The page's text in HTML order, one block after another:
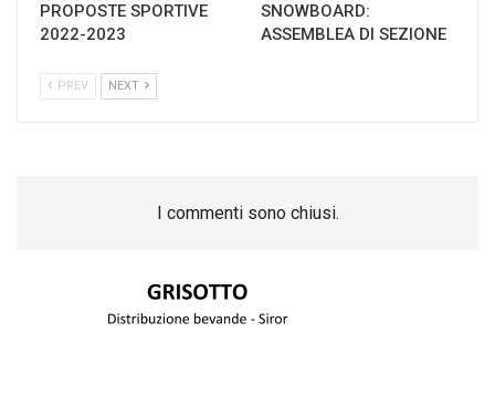
PROPOSTE SPORTIVE
2022-2023
SNOWBOARD:
ASSEMBLEA DI SEZIONE
PREV NEXT
I commenti sono chiusi.